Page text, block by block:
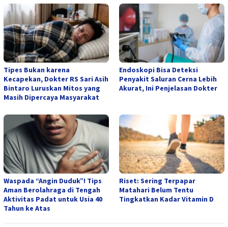
Tipes Bukan karena
Kecapekan, Dokter RS Sari Asih
Bintaro Luruskan Mitos yang
Masih Dipercaya Masyarakat
Endoskopi Bisa Deteksi
Penyakit Saluran Cerna Lebih
Akurat, Ini Penjelasan Dokter
Waspada “Angin Duduk”! Tips
Aman Berolahraga di Tengah
Aktivitas Padat untuk Usia 40
Tahun ke Atas
Riset: Sering Terpapar
Matahari Belum Tentu
Tingkatkan Kadar Vitamin D